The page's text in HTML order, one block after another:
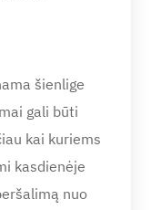
šienlige
gali būti
kai kuriems
kasdienėje
nuo